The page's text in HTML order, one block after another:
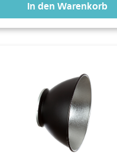
In den Warenkorb